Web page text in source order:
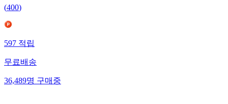
(400)
597 적립
무료배송
36,489명 구매중